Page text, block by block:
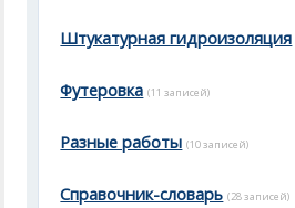
Штукатурная гидроизоляция
Футеровка (11 записей)
Разные работы (10 записей)
Справочник-словарь (28 записей)